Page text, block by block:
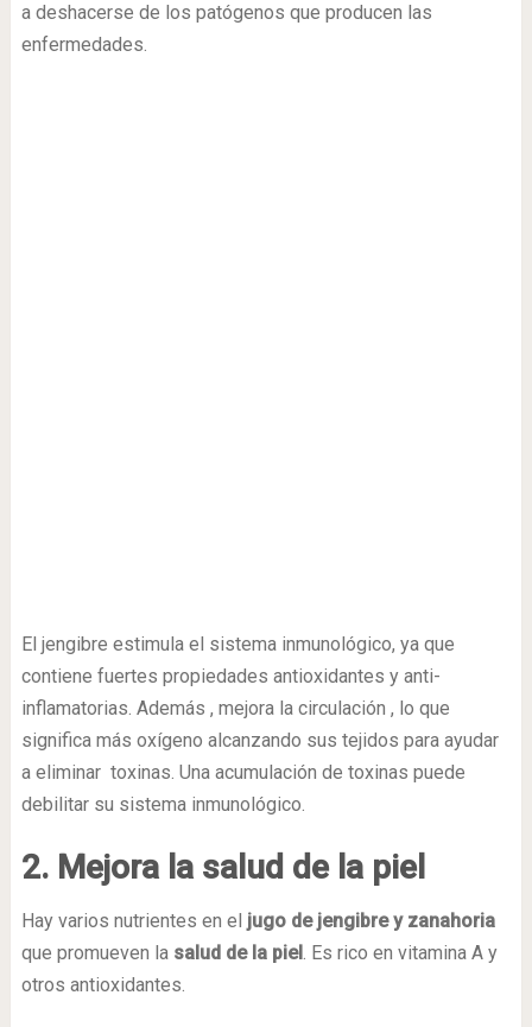
a deshacerse de los patógenos que producen las
enfermedades.
El jengibre estimula el sistema inmunológico, ya que
contiene fuertes propiedades antioxidantes y anti-
inflamatorias. Además , mejora la circulación , lo que
significa más oxígeno alcanzando sus tejidos para ayudar
a eliminar toxinas. Una acumulación de toxinas puede
debilitar su sistema inmunológico.
2. Mejora la salud de la piel
Hay varios nutrientes en el jugo de jengibre y zanahoria
que promueven lasalud de la piel. Es rico en vitamina A y
otros antioxidantes.